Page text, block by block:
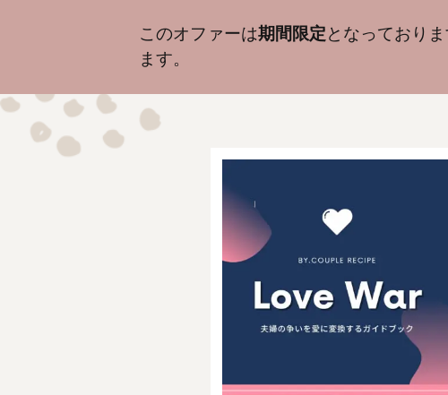
このオファーは期間限定となっており
ます。